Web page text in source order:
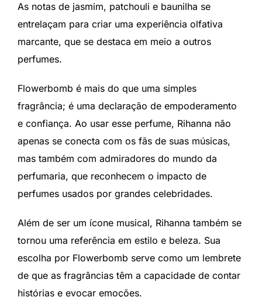
As notas de jasmim, patchouli e baunilha se
entrelaçam para criar uma experiência olfativa
marcante, que se destaca em meio a outros
perfumes.
Flowerbomb é mais do que uma simples
fragrância; é uma declaração de empoderamento
e confiança. Ao usar esse perfume, Rihanna não
apenas se conecta com os fãs de suas músicas,
mas também com admiradores do mundo da
perfumaria, que reconhecem o impacto de
perfumes usados por grandes celebridades.
Além de ser um ícone musical, Rihanna também se
tornou uma referência em estilo e beleza. Sua
escolha por Flowerbomb serve como um lembrete
de que as fragrâncias têm a capacidade de contar
histórias e evocar emoções.